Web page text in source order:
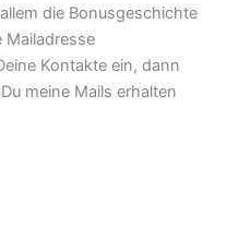
die Bonusgeschichte
Mailadresse
Kontakte ein, dann
meine Mails erhalten